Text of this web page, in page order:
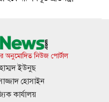
ভিআইপি-সিআইপিদেরও তল্লাশির
আইসব্রেকারে উত্তর মেরু
অনুমোদিত নিউজ পোর্টাল
ইউনুছ
হোসাইন
কার্যালয়